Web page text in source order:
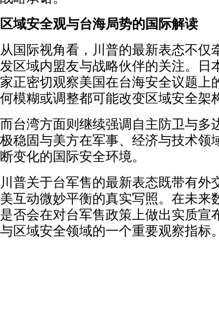
区域安全观与台海局势的国际解读
从国际视角看，川普的最新表态不仅
发区域内盟友与战略伙伴的关注。日
家正密切观察美国在台海安全议题上
何模糊或调整都可能改变区域安全架
而台湾方面则继续强调自主防卫与多
极稳固与美方在军事、经济与技术领
断变化的国际安全环境。
川普关于台军售的最新表态既带有外
美互动微妙平衡的真实写照。在未来
是否会在对台军售政策上做出实质宣
与区域安全领域的一个重要观察指标